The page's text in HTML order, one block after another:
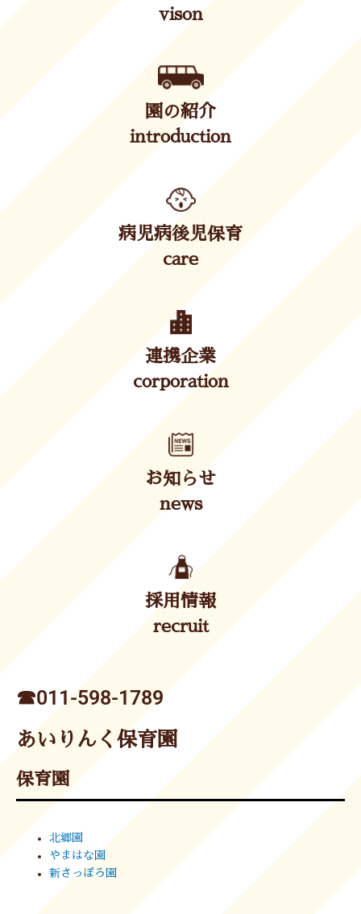
vison
園の紹介
introduction
病児病後児保育
care
連携企業
corporation
お知らせ
news
採用情報
recruit
☎︎011-598-1789
あいりんく保育園
保育園
北郷園
やまはな園
新さっぽろ園